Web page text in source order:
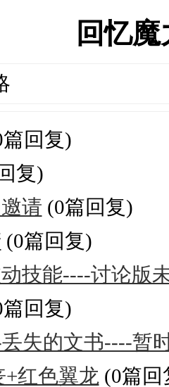
回忆
篇回复)
复)
请 (0篇回复)
(0篇回复)
技能----讨论版
篇回复)
失的文书----暂
红色翼龙 (0篇回